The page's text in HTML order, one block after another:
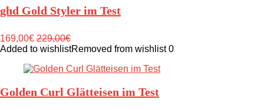
ghd Gold Styler im Test
169,00€ 229,00€
Added to wishlistRemoved from wishlist 0
Golden Curl Glätteisen im Test